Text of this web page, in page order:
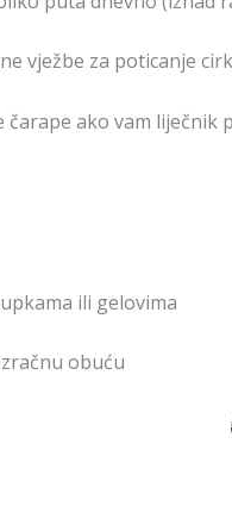
vježbe za poticanje
ako vam liječnik
ili gelovima
obuću